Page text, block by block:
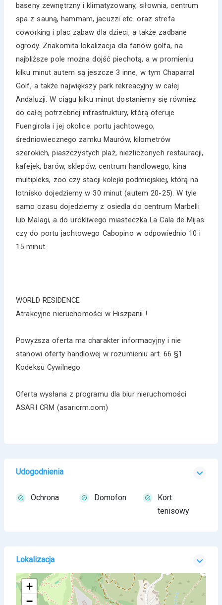
baseny zewnętrzny i klimatyzowany, siłownia, centrum
spa z sauną, hammam, jacuzzi etc. oraz strefa
coworking i plac zabaw dla dzieci, a także zadbane
ogrody. Znakomita lokalizacja dla fanów golfa, na
najbliższe pole można dojść piechotą, a w promieniu
kilku minut autem są jeszcze 3 inne, w tym Chaparral
Golf, a także największy park rekreacyjny w całej
Andaluzji. W ciągu kilku minut dostaniemy się również
do całej potrzebnej infrastruktury, którą oferuje
Fuengirola i jej okolice: portu jachtowego,
średniowiecznego zamku Maurów, kilometrów
szerokich, piaszczystych plaż, niezliczonych restauracji,
kafejek, barów, sklepów, centrum handlowego, kina
multipleks, zoo czy stacji kolejki podmiejskiej, którą na
lotnisko dojedziemy w 30 minut (autem 20-25). W tyle
samo czasu dojedziemy z osiedla do centrum Marbelli
lub Malagi, a do urokliwego miasteczka La Cala de Mijas
czy do portu jachtowego Cabopino w odpowiednio 10 i
15 minut.
WORLD RESIDENCE
Atrakcyjne nieruchomości w Hiszpanii !
Powyższa oferta ma charakter informacyjny i nie
stanowi oferty handlowej w rozumieniu art. 66 §1
Kodeksu Cywilnego
Oferta wysłana z programu dla biur nieruchomości
ASARI CRM (asaricrm.com)
Udogodnienia
Ochrona Domofon
Kort
tenisowy
Lokalizacja
+
−